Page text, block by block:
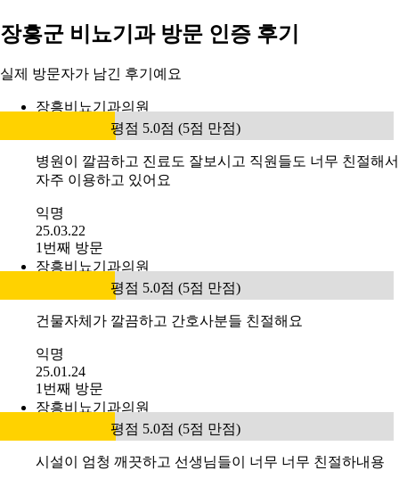
장흥군 비뇨기과 방문 인증 후기
실제 방문자가 남긴 후기예요
장흥비뇨기과의원
평점 5.0점 (5점 만점)
병원이 깔끔하고 진료도 잘보시고 직원들도 너무 친절해서
자주 이용하고 있어요
익명
25.03.22
1번째 방문
장흥비뇨기과의원
평점 5.0점 (5점 만점)
건물자체가 깔끔하고 간호사분들 친절해요
익명
25.01.24
1번째 방문
장흥비뇨기과의원
평점 5.0점 (5점 만점)
시설이 엄청 깨끗하고 선생님들이 너무 너무 친절하내용